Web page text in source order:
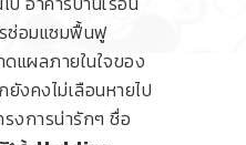
ซ่อมแซมฟื้นฟู
แผลภายในใจของ
งคงไม่เลือนหายไป
รงการน่ารักๆ ชื่อ